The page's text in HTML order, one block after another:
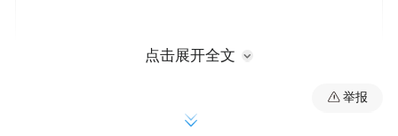
点击展开全文
举报